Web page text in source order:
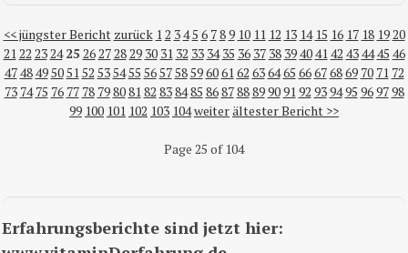
<< jüngster Bericht zurück 12 345 6 789 10 11 12 13 14 15 16 17 18 1920
2122 2324 2526272829 30 31 32 33 34 35 36 37 38 39404142 434445 46
474849505152 535455 56575859606162 636465 66676869 70 71 72
73 74 75 76 77 78 79808182 838485 86878889909192 939495 969798
99 100 101 102 103 104weiterältester Bericht >>
Page 25 of 104
Erfahrungsberichte sind jetzt hier: